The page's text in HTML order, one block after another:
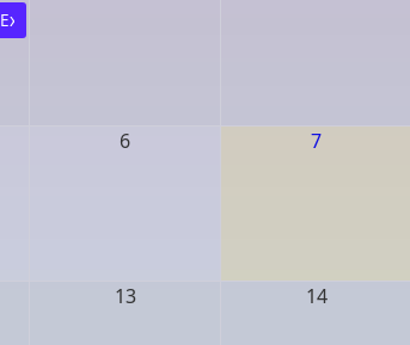
Mulhouse (68) - 28 juillet
Playmobil au Cellier - 29 juillet - Reims (51)
de pétanque - 04 août - Reims
6 7
13 14